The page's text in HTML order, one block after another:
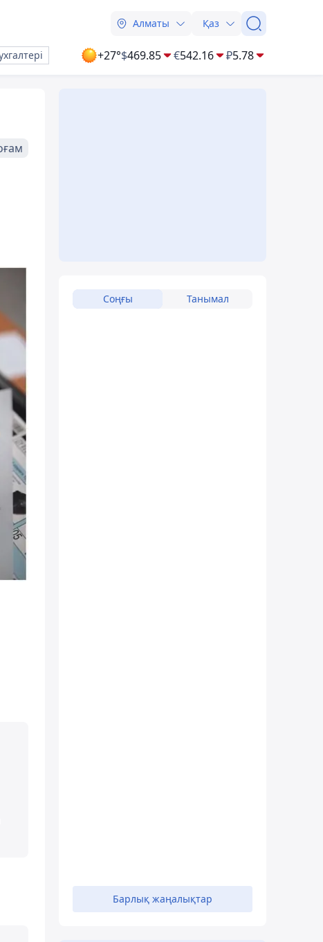
Алматы Қаз
+27°$469.85 €542.16 ₽5.78
Соңғы Танымал
Барлық жаңалықтар